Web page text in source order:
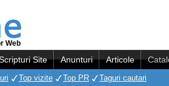
Web
Site Anunturi Articole
Top vizite Top PR Taguri cautari